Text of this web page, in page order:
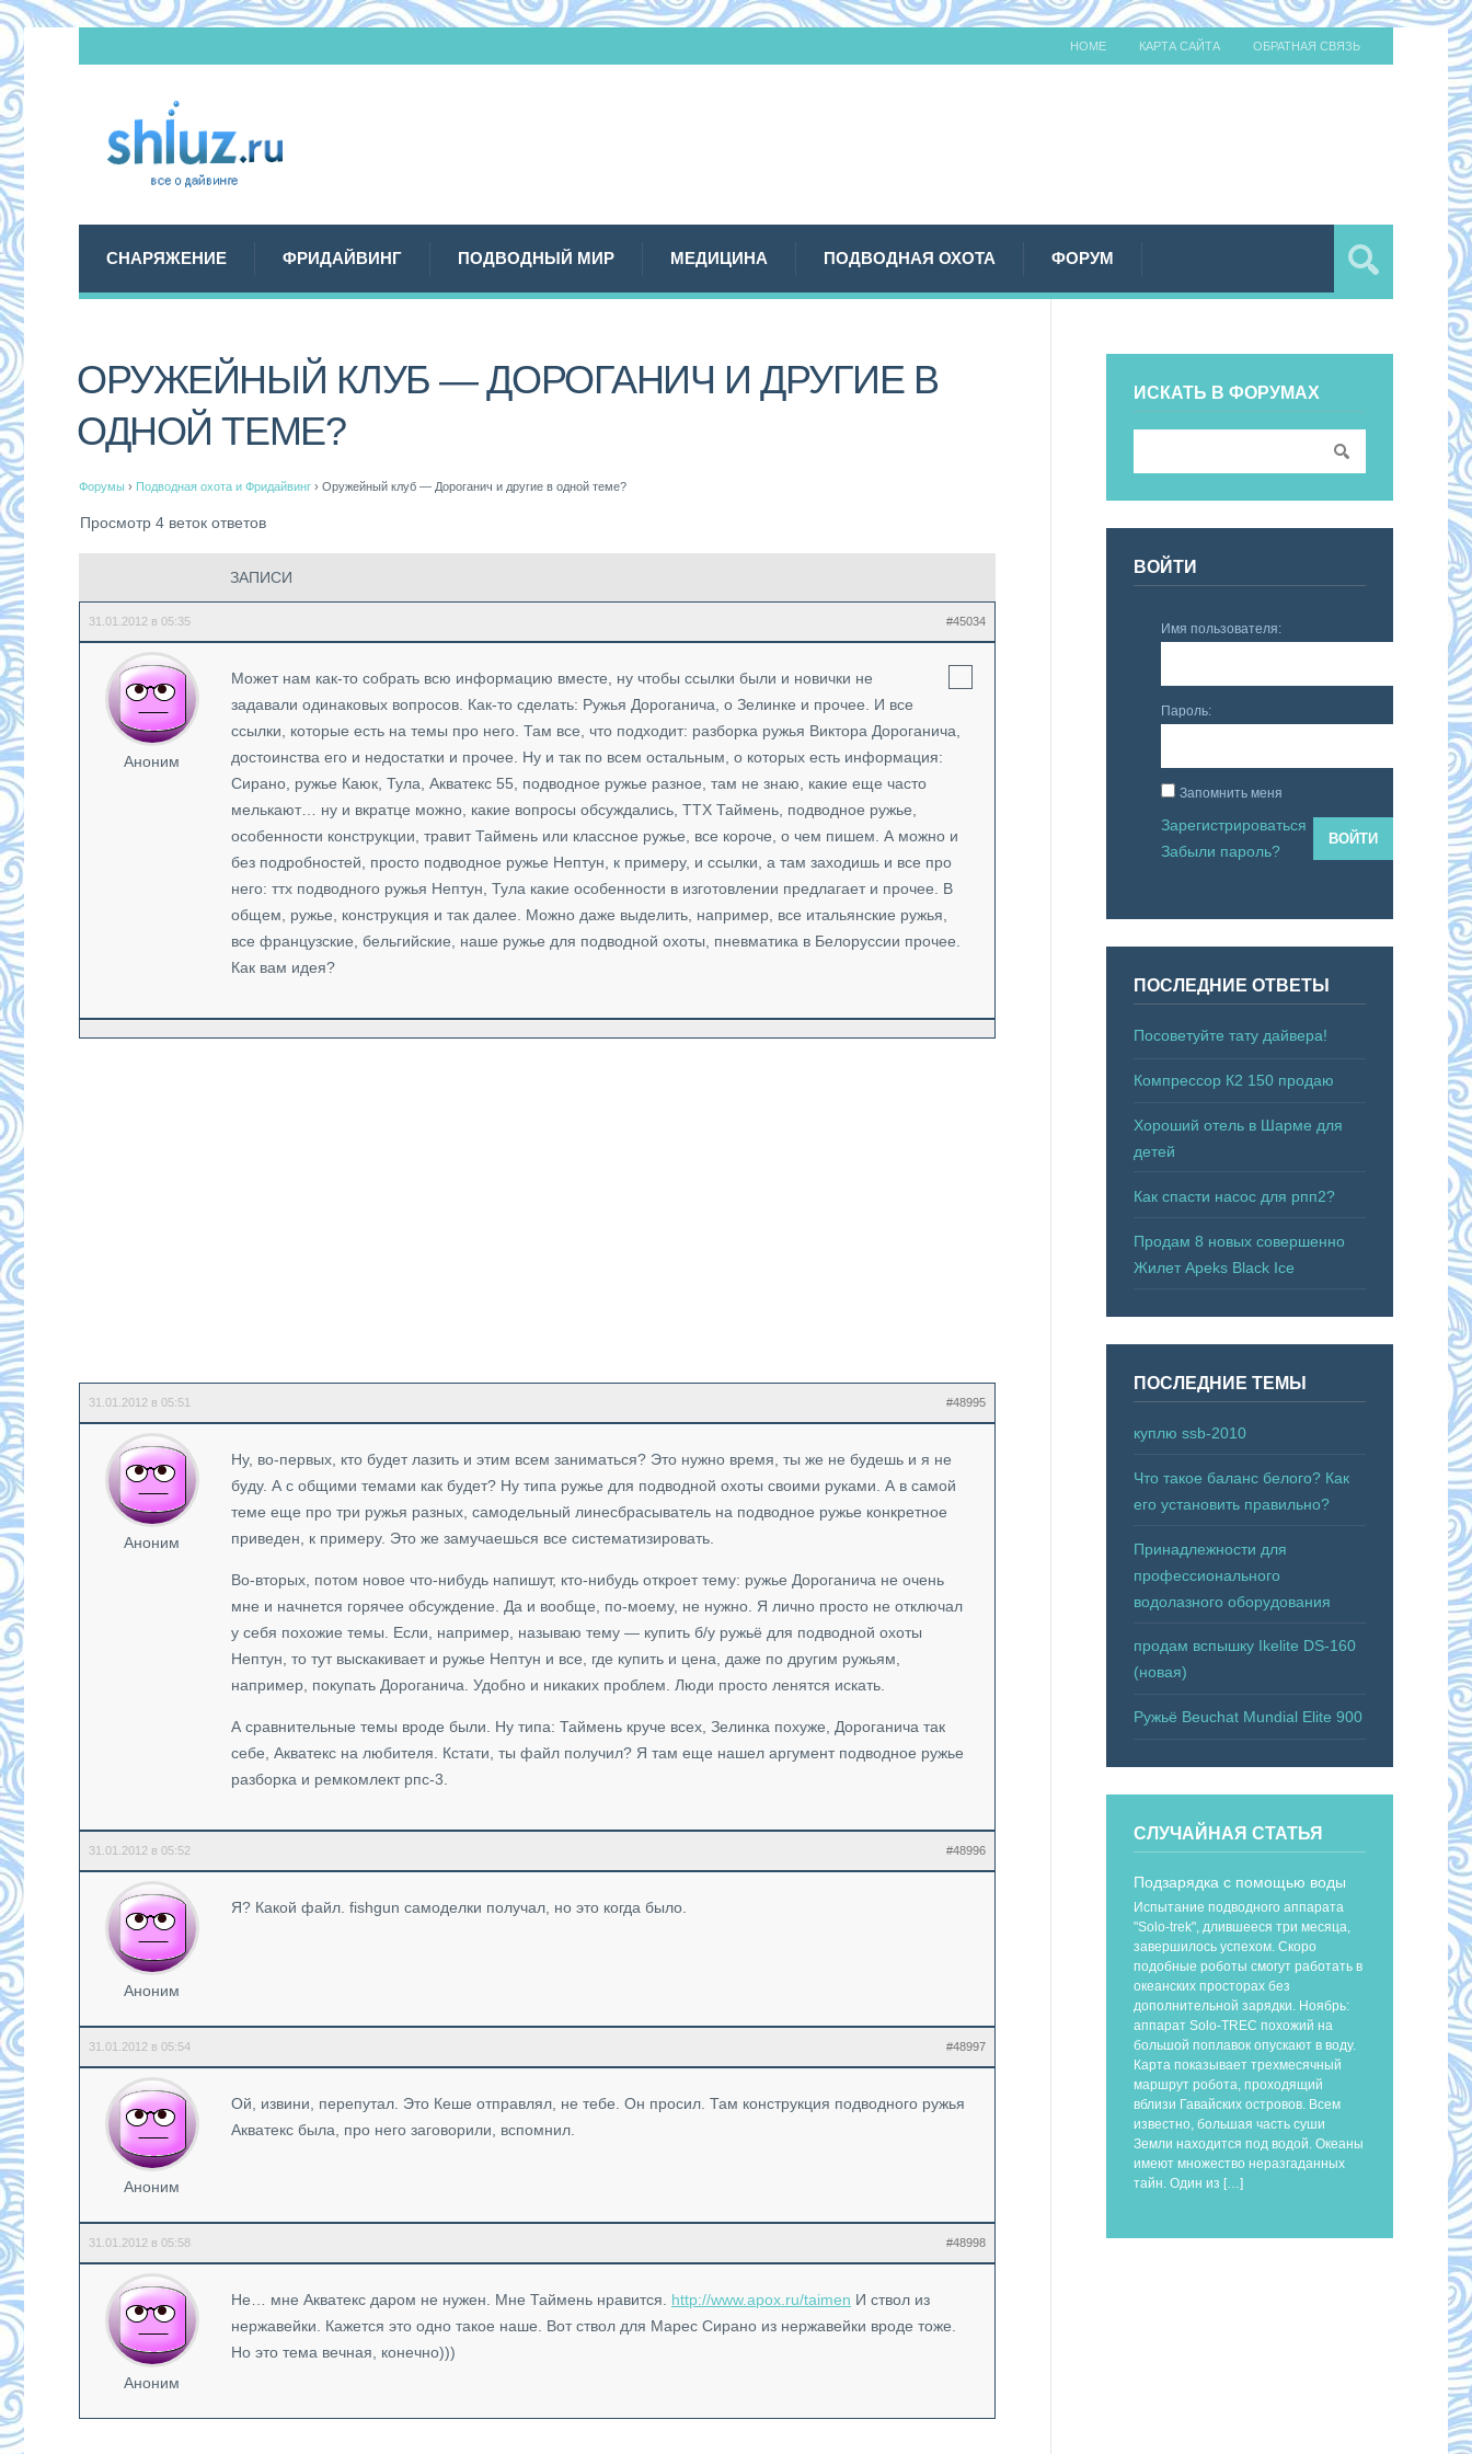
HOME КАРТА САЙТА ОБРАТНАЯ СВЯЗЬ
СНАРЯЖЕНИЕ ФРИДАЙВИНГ ПОДВОДНЫЙ МИР МЕДИЦИНА ПОДВОДНАЯ ОХОТА ФОРУМ
ОРУЖЕЙНЫЙ КЛУБ — ДОРОГАНИЧ И ДРУГИЕ В
ОДНОЙ ТЕМЕ?
Форумы › Подводная охота и Фридайвинг › Оружейный клуб — Дороганич и другие в одной теме?
Просмотр 4 веток ответов
ЗАПИСИ
31.01.2012 в 05:35 #45034
Аноним
Может нам как-то собрать всю информацию вместе, ну чтобы ссылки были и новички не
задавали одинаковых вопросов. Как-то сделать: Ружья Дороганича, о Зелинке и прочее. И все
ссылки, которые есть на темы про него. Там все, что подходит: разборка ружья Виктора Дороганича,
достоинства его и недостатки и прочее. Ну и так по всем остальным, о которых есть информация:
Сирано, ружье Каюк, Тула, Акватекс 55, подводное ружье разное, там не знаю, какие еще часто
мелькают… ну и вкратце можно, какие вопросы обсуждались, ТТХ Таймень, подводное ружье,
особенности конструкции, травит Таймень или классное ружье, все короче, о чем пишем. А можно и
без подробностей, просто подводное ружье Нептун, к примеру, и ссылки, а там заходишь и все про
него: ттх подводного ружья Нептун, Тула какие особенности в изготовлении предлагает и прочее. В
общем, ружье, конструкция и так далее. Можно даже выделить, например, все итальянские ружья,
все французские, бельгийские, наше ружье для подводной охоты, пневматика в Белоруссии прочее.
Как вам идея?
31.01.2012 в 05:51 #48995
Аноним
Ну, во-первых, кто будет лазить и этим всем заниматься? Это нужно время, ты же не будешь и я не
буду. А с общими темами как будет? Ну типа ружье для подводной охоты своими руками. А в самой
теме еще про три ружья разных, самодельный линесбрасыватель на подводное ружье конкретное
приведен, к примеру. Это же замучаешься все систематизировать.
Во-вторых, потом новое что-нибудь напишут, кто-нибудь откроет тему: ружье Дороганича не очень
мне и начнется горячее обсуждение. Да и вообще, по-моему, не нужно. Я лично просто не отключал
у себя похожие темы. Если, например, называю тему — купить б/у ружьё для подводной охоты
Нептун, то тут выскакивает и ружье Нептун и все, где купить и цена, даже по другим ружьям,
например, покупать Дороганича. Удобно и никаких проблем. Люди просто ленятся искать.
А сравнительные темы вроде были. Ну типа: Таймень круче всех, Зелинка похуже, Дороганича так
себе, Акватекс на любителя. Кстати, ты файл получил? Я там еще нашел аргумент подводное ружье
разборка и ремкомлект рпс-3.
31.01.2012 в 05:52 #48996
Аноним
Я? Какой файл. fishgun самоделки получал, но это когда было.
31.01.2012 в 05:54 #48997
Аноним
Ой, извини, перепутал. Это Кеше отправлял, не тебе. Он просил. Там конструкция подводного ружья
Акватекс была, про него заговорили, вспомнил.
31.01.2012 в 05:58 #48998
Аноним
Не… мне Акватекс даром не нужен. Мне Таймень нравится. http://www.apox.ru/taimen И ствол из
нержавейки. Кажется это одно такое наше. Вот ствол для Марес Сирано из нержавейки вроде тоже.
Но это тема вечная, конечно)))
ИСКАТЬ В ФОРУМАХ
ВОЙТИ
Имя пользователя:
Пароль:
Запомнить меня
ВОЙТИ
Зарегистрироваться
Забыли пароль?
ПОСЛЕДНИЕ ОТВЕТЫ
Посоветуйте тату дайвера!
Компрессор К2 150 продаю
Хороший отель в Шарме для
детей
Как спасти насос для рпп2?
Продам 8 новых совершенно
Жилет Apeks Black Ice
ПОСЛЕДНИЕ ТЕМЫ
куплю ssb-2010
Что такое баланс белого? Как
его установить правильно?
Принадлежности для
профессионального
водолазного оборудования
продам вспышку Ikelite DS-160
(новая)
Ружьё Beuchat Mundial Elite 900
СЛУЧАЙНАЯ СТАТЬЯ
Подзарядка с помощью воды
Испытание подводного аппарата
"Solo-trek", длившееся три месяца,
завершилось успехом. Скоро
подобные роботы смогут работать в
океанских просторах без
дополнительной зарядки. Ноябрь:
аппарат Solo-TREC похожий на
большой поплавок опускают в воду.
Карта показывает трехмесячный
маршрут робота, проходящий
вблизи Гавайских островов. Всем
известно, большая часть суши
Земли находится под водой. Океаны
имеют множество неразгаданных
тайн. Один из […]